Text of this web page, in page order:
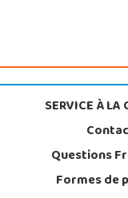
SERVICE À LA
Questions
Formes de